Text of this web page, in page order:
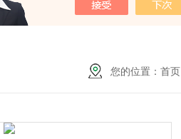
您的位置：首页